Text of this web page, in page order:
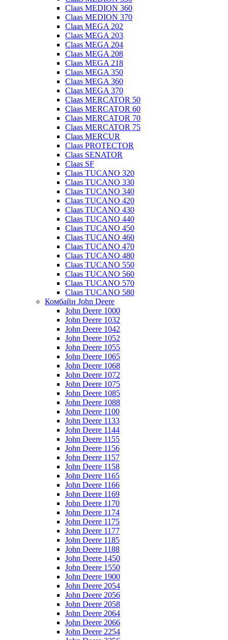
Claas MEDION 360
Claas MEDION 370
Claas MEGA 202
Claas MEGA 203
Claas MEGA 204
Claas MEGA 208
Claas MEGA 218
Claas MEGA 350
Claas MEGA 360
Claas MEGA 370
Claas MERCATOR 50
Claas MERCATOR 60
Claas MERCATOR 70
Claas MERCATOR 75
Claas MERCUR
Claas PROTECTOR
Claas SENATOR
Claas SF
Claas TUCANO 320
Claas TUCANO 330
Claas TUCANO 340
Claas TUCANO 420
Claas TUCANO 430
Claas TUCANO 440
Claas TUCANO 450
Claas TUCANO 460
Claas TUCANO 470
Claas TUCANO 480
Claas TUCANO 550
Claas TUCANO 560
Claas TUCANO 570
Claas TUCANO 580
Комбайн John Deere
John Deere 1000
John Deere 1032
John Deere 1042
John Deere 1052
John Deere 1055
John Deere 1065
John Deere 1068
John Deere 1072
John Deere 1075
John Deere 1085
John Deere 1088
John Deere 1100
John Deere 1133
John Deere 1144
John Deere 1155
John Deere 1156
John Deere 1157
John Deere 1158
John Deere 1165
John Deere 1166
John Deere 1169
John Deere 1170
John Deere 1174
John Deere 1175
John Deere 1177
John Deere 1185
John Deere 1188
John Deere 1450
John Deere 1550
John Deere 1900
John Deere 2054
John Deere 2056
John Deere 2058
John Deere 2064
John Deere 2066
John Deere 2254